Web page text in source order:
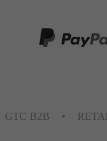
GTC B2B